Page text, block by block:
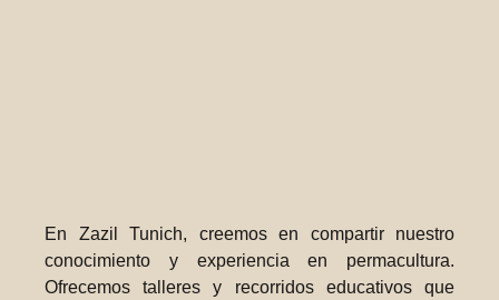
En Zazil Tunich, creemos en compartir nuestro
conocimiento y experiencia en permacultura.
Ofrecemos talleres y recorridos educativos que